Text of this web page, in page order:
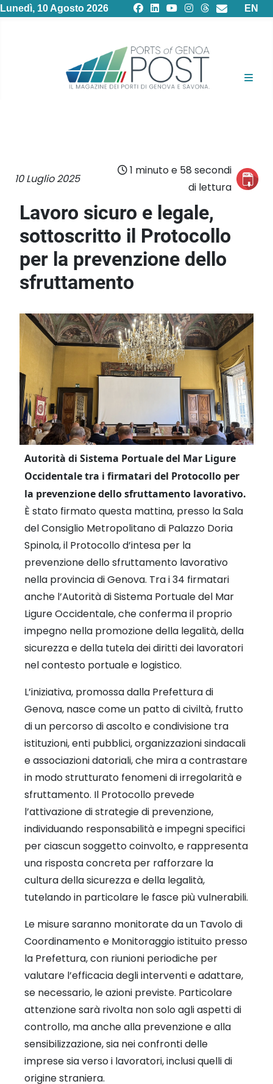
Lunedì, 10 Agosto 2026 EN
10 Luglio 2025
1 minuto e 58 secondi
di lettura
Lavoro sicuro e legale,
sottoscritto il Protocollo
per la prevenzione dello
sfruttamento
Autorità di Sistema Portuale del Mar Ligure
Occidentale tra i firmatari del Protocollo per
la prevenzione dello sfruttamento lavorativo.
È stato firmato questa mattina, presso la Sala
del Consiglio Metropolitano di Palazzo Doria
Spinola, il Protocollo d’intesa per la
prevenzione dello sfruttamento lavorativo
nella provincia di Genova. Tra i 34 firmatari
anche l’Autorità di Sistema Portuale del Mar
Ligure Occidentale, che conferma il proprio
impegno nella promozione della legalità, della
sicurezza e della tutela dei diritti dei lavoratori
nel contesto portuale e logistico.
L’iniziativa, promossa dalla Prefettura di
Genova, nasce come un patto di civiltà, frutto
di un percorso di ascolto e condivisione tra
istituzioni, enti pubblici, organizzazioni sindacali
e associazioni datoriali, che mira a contrastare
in modo strutturato fenomeni di irregolarità e
sfruttamento. Il Protocollo prevede
l’attivazione di strategie di prevenzione,
individuando responsabilità e impegni specifici
per ciascun soggetto coinvolto, e rappresenta
una risposta concreta per rafforzare la
cultura della sicurezza e della legalità,
tutelando in particolare le fasce più vulnerabili.
Le misure saranno monitorate da un Tavolo di
Coordinamento e Monitoraggio istituito presso
la Prefettura, con riunioni periodiche per
valutare l’efficacia degli interventi e adattare,
se necessario, le azioni previste. Particolare
attenzione sarà rivolta non solo agli aspetti di
controllo, ma anche alla prevenzione e alla
sensibilizzazione, sia nei confronti delle
imprese sia verso i lavoratori, inclusi quelli di
origine straniera.